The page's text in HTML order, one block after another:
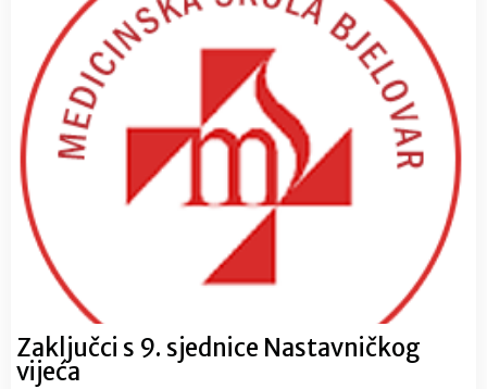
Zaključci s 9. sjednice Nastavničkog
vijeća